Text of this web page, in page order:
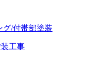
グ/付帯部塗装